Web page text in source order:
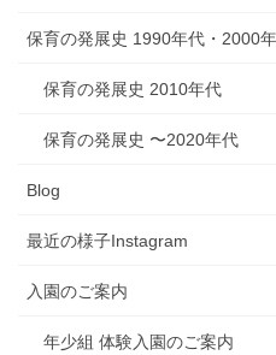
保育の発展史 1990年代・2000
保育の発展史 2010年代
保育の発展史 〜2020年代
Blog
最近の様子Instagram
入園のご案内
年少組 体験入園のご案内